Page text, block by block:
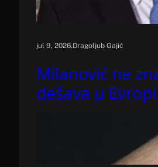
jul 9, 2026.Dragoljub Gajić
Milanović ne
dešava u Evropi